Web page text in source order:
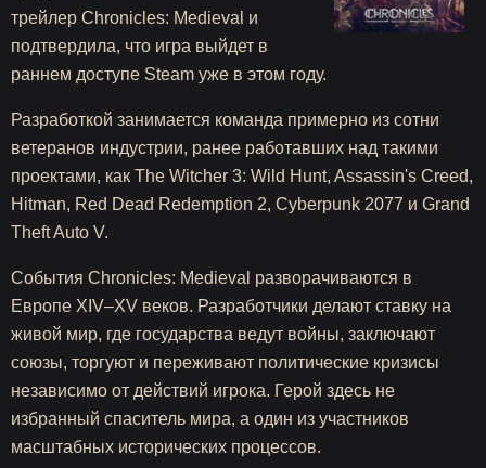
трейлер Chronicles: Medieval и
подтвердила, что игра выйдет в
раннем доступе Steam уже в этом году.
Разработкой занимается команда примерно из сотни
ветеранов индустрии, ранее работавших над такими
проектами, как The Witcher 3: Wild Hunt, Assassin's Creed,
Hitman, Red Dead Redemption 2, Cyberpunk 2077 и Grand
Theft Auto V.
События Chronicles: Medieval разворачиваются в
Европе XIV–XV веков. Разработчики делают ставку на
живой мир, где государства ведут войны, заключают
союзы, торгуют и переживают политические кризисы
независимо от действий игрока. Герой здесь не
избранный спаситель мира, а один из участников
масштабных исторических процессов.